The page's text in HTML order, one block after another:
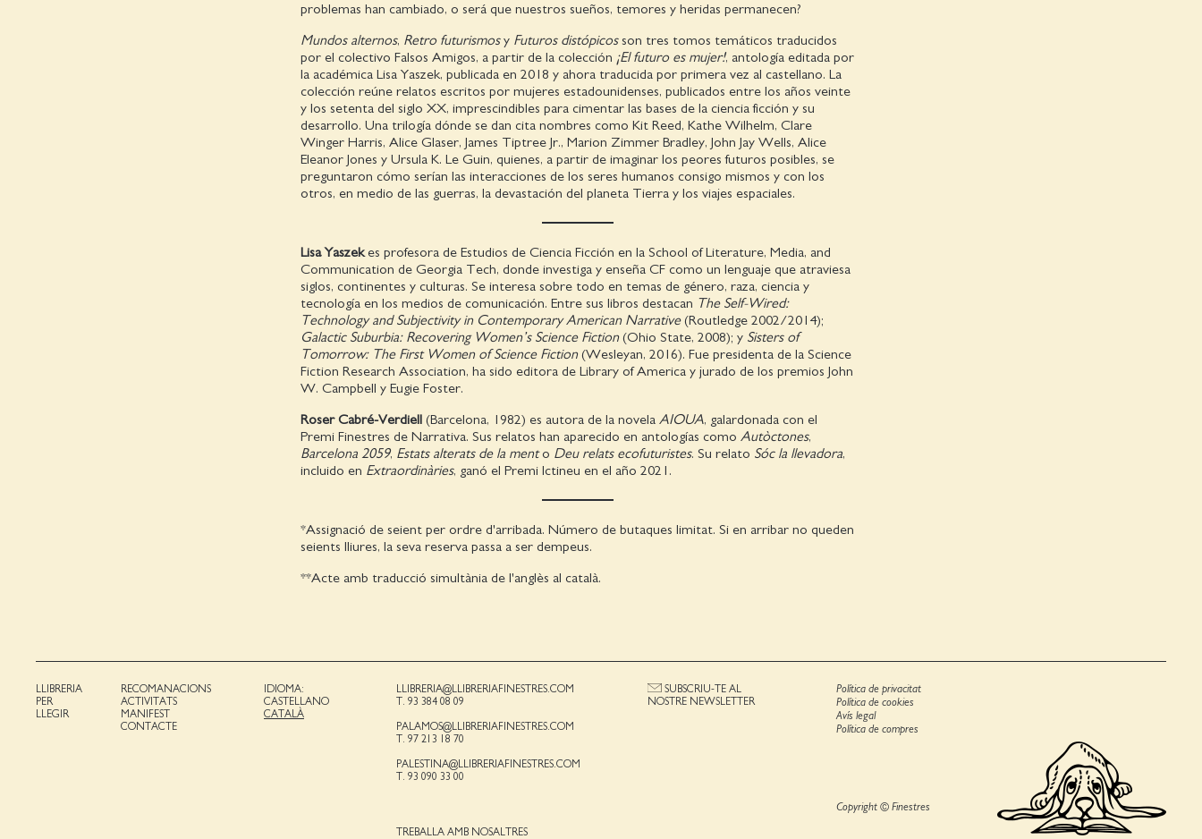
problemas han cambiado, o será que nuestros sueños, temores y heridas permanecen?
Mundos alternos, Retro futurismosy Futuros distópicosson tres tomos temáticos traducidos
por el colectivo Falsos Amigos, a partir de la colección ¡El futuro es mujer!, antología editada por
la académica Lisa Yaszek, publicada en 2018 y ahora traducida por primera vez al castellano. La
colección reúne relatos escritos por mujeres estadounidenses, publicados entre los años veinte
y los setenta del siglo XX, imprescindibles para cimentar las bases de la ciencia ficción y su
desarrollo. Una trilogía dónde se dan cita nombres como Kit Reed, Kathe Wilhelm, Clare
Winger Harris, Alice Glaser, James Tiptree Jr., Marion Zimmer Bradley, John Jay Wells, Alice
Eleanor Jones y Ursula K. Le Guin, quienes, a partir de imaginar los peores futuros posibles, se
preguntaron cómo serían las interacciones de los seres humanos consigo mismos y con los
otros, en medio de las guerras, la devastación del planeta Tierra y los viajes espaciales.
Lisa Yaszekes profesora de Estudios de Ciencia Ficción en la School of Literature, Media, and
Communication de Georgia Tech, donde investiga y enseña CF como un lenguaje que atraviesa
siglos, continentes y culturas. Se interesa sobre todo en temas de género, raza, ciencia y
tecnología en los medios de comunicación. Entre sus libros destacan The Self-Wired:
Technology and Subjectivity in Contemporary American Narrative(Routledge 2002/2014);
Galactic Suburbia: Recovering Women’s Science Fiction(Ohio State, 2008); y Sisters of
Tomorrow: The First Women of Science Fiction(Wesleyan, 2016). Fue presidenta de la Science
Fiction Research Association, ha sido editora de Library of America y jurado de los premios John
W. Campbell y Eugie Foster.
Roser Cabré-Verdiell(Barcelona, 1982) es autora de la novela AIOUA, galardonada con el
Premi Finestres de Narrativa. Sus relatos han aparecido en antologías como Autòctones,
Barcelona 2059, Estats alterats de la mento Deu relats ecofuturistes. Su relato Sóc la llevadora,
incluido en Extraordinàries, ganó el Premi Ictineu en el año 2021.
*Assignació de seient per ordre d'arribada. Número de butaques limitat. Si en arribar no queden
seients lliures, la seva reserva passa a ser dempeus.
**Acte amb traducció simultània de l'anglès al català.
LLIBRERIA
PER
LLEGIR
RECOMANACIONS
ACTIVITATS
MANIFEST
CONTACTE
IDIOMA:
CASTELLANO
CATALÀ
LLIBRERIA@LLIBRERIAFINESTRES.COM
T. 93 384 08 09
PALAMOS@LLIBRERIAFINESTRES.COM
T. 97 213 18 70
PALESTINA@LLIBRERIAFINESTRES.COM
T. 93 090 33 00
TREBALLA AMB NOSALTRES
SUBSCRIU-TE AL
NOSTRE NEWSLETTER
Política de privacitat
Política de cookies
Avís legal
Política de compres
Copyright © Finestres